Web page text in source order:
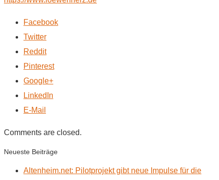
Facebook
Twitter
Reddit
Pinterest
Google+
LinkedIn
E-Mail
Comments are closed.
Neueste Beiträge
Altenheim.net: Pilotprojekt gibt neue Impulse für die